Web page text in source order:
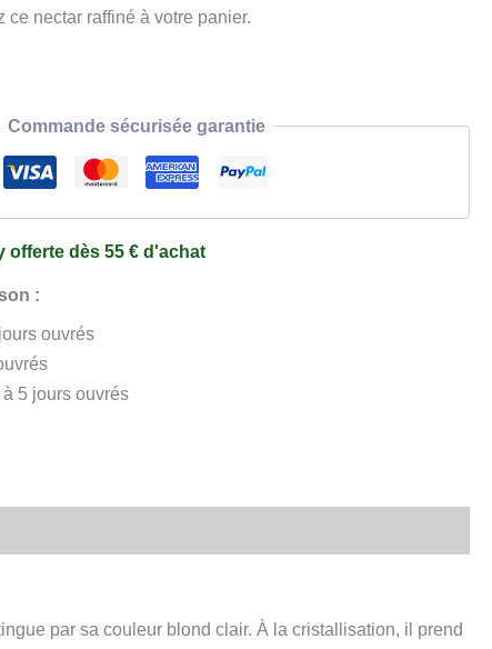
ce nectar raffiné à votre panier.
Commande sécurisée garantie
offerte dès 55 € d'achat
:
ouvrés
à 5 jours ouvrés
par sa couleur blond clair. À la cristallisation, il prend